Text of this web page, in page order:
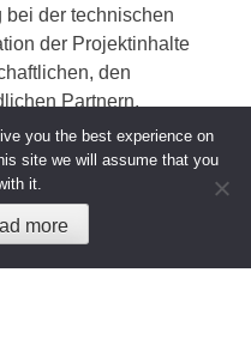
bei der technischen
der Projektinhalte
den
Partnern.
Ausschreibung.
in Gaming
you the best experience on
site we will assume that you
it.
more